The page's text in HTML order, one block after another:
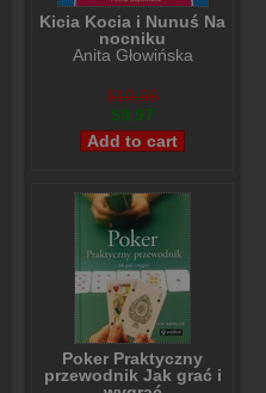
Kicia Kocia i Nunuś Na
nocniku
Anita Głowińska
$10,96
$9,97
Poker Praktyczny
przewodnik Jak grać i